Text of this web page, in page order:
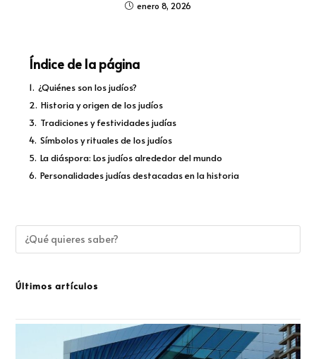
enero 8, 2026
Índice de la página
1. ¿Quiénes son los judíos?
2. Historia y origen de los judíos
3. Tradiciones y festividades judías
4. Símbolos y rituales de los judíos
5. La diáspora: Los judíos alrededor del mundo
6. Personalidades judías destacadas en la historia
Últimos artículos